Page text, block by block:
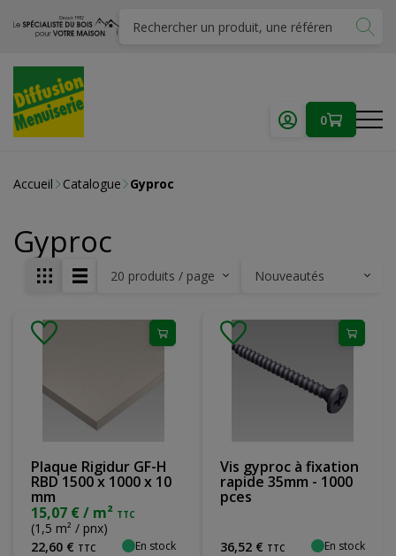
0
Accueil Catalogue Gyproc
Gyproc
Plaque Rigidur GF-H
RBD 1500 x 1000 x 10
mm
15,07 € / m² TTC
(1,5 m² / pnx)
22,60 € TTC En stock
Vis gyproc à fixation
rapide 35mm - 1000
pces
36,52 € TTC En stock